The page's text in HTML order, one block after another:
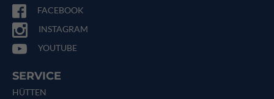
FACEBOOK
INSTAGRAM
YOUTUBE
SERVICE
HÜTTEN